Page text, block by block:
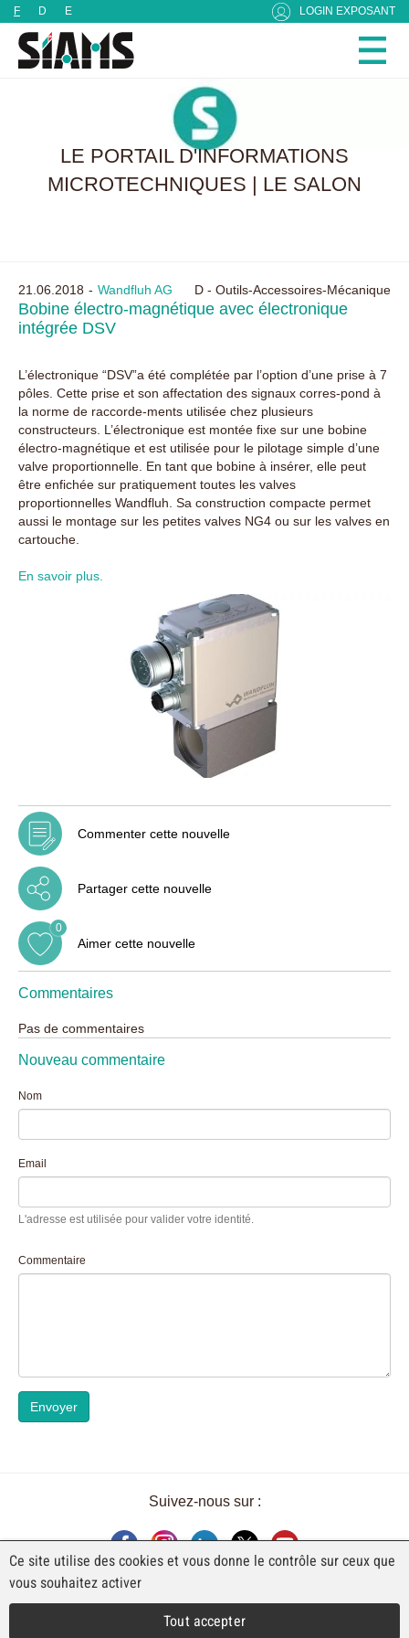
F D E LOGIN EXPOSANT
LE PORTAIL D'INFORMATIONS
MICROTECHNIQUES | LE SALON
21.06.2018 Wandfluh AG D - Outils-Accessoires-Mécanique
Bobine électro-magnétique avec électronique
intégrée DSV
L’électronique “DSV”a été complétée par l’option d’une prise à 7
pôles. Cette prise et son affectation des signaux corres-pond à
la norme de raccorde-ments utilisée chez plusieurs
constructeurs. L’électronique est montée fixe sur une bobine
électro-magnétique et est utilisée pour le pilotage simple d’une
valve proportionnelle. En tant que bobine à insérer, elle peut
être enfichée sur pratiquement toutes les valves
proportionnelles Wandfluh. Sa construction compacte permet
aussi le montage sur les petites valves NG4 ou sur les valves en
cartouche.
En savoir plus.
Commenter cette nouvelle
Partager cette nouvelle
Aimer cette nouvelle
0
Commentaires
Pas de commentaires
Nouveau commentaire
Nom
Email
L'adresse est utilisée pour valider votre identité.
Commentaire
Envoyer
Suivez-nous sur :
UNE EXPOSITION DE FAJI SA
Rue Industrielle 98
Panneau de gestion des cookies
Ce site utilise des cookies et vous donne le contrôle sur ceux que
vous souhaitez activer
Tout accepter